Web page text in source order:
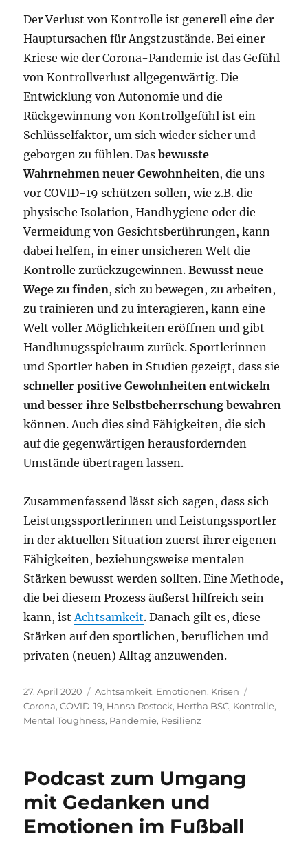
Der Verlust von Kontrolle ist generell eine der
Hauptursachen für Angstzustände. Bei einer
Kriese wie der Corona-Pandemie ist das Gefühl
von Kontrollverlust allgegenwärtig. Die
Entwicklung von Autonomie und die
Rückgewinnung von Kontrollgefühl ist ein
Schlüsselfaktor, um sich wieder sicher und
geborgen zu fühlen. Dasbewusste
Wahrnehmen neuer Gewohnheiten, die uns
vor COVID-19 schützen sollen, wie z.B. die
physische Isolation, Handhygiene oder die
Vermeidung von Gesichtsberührungen, kann
dabei helfen, in einer unsicheren Welt die
Kontrolle zurückzugewinnen.Bewusst neue
Wege zu finden, sich zu bewegen, zu arbeiten,
zu trainieren und zu interagieren, kann eine
Welt voller Möglichkeiten eröffnen und gibt
Handlunugsspielraum zurück. Sportlerinnen
und Sportler haben in Studien gezeigt, dass sie
schneller positive Gewohnheiten entwickeln
und besser ihre Selbstbeherrschung bewahren
können. Auch dies sind Fähigkeiten, die sich
auf die gegenwärtigen herausfordernden
Umstände übertragen lassen.
Zusammenfassend lässt sich sagen, dass sich
Leistungssportlerinnen und Leistungssportler
in der aktuellen Situation zuerst ihrer eigenen
Fähigkeiten, beziehungsweise mentalen
Stärken bewusst werden sollten. Eine Methode,
die bei diesem Prozess äußerst hilfreich sein
kann, ist Achtsamkeit. Danach gilt es, diese
Stärken auf den sportlichen, beruflichen und
privaten (neuen) Alltag anzuwenden.
Veröffentlicht
am
27. April 2020 Kategorien
Achtsamkeit, Emotionen, Krisen
Corona,COVID-19, Hansa Rostock, Hertha BSC, Kontrolle,
Mental Toughness, Pandemie, Resilienz
Podcast zum Umgang
mit Gedanken und
Emotionen im Fußball